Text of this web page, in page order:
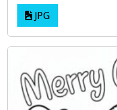
JPG